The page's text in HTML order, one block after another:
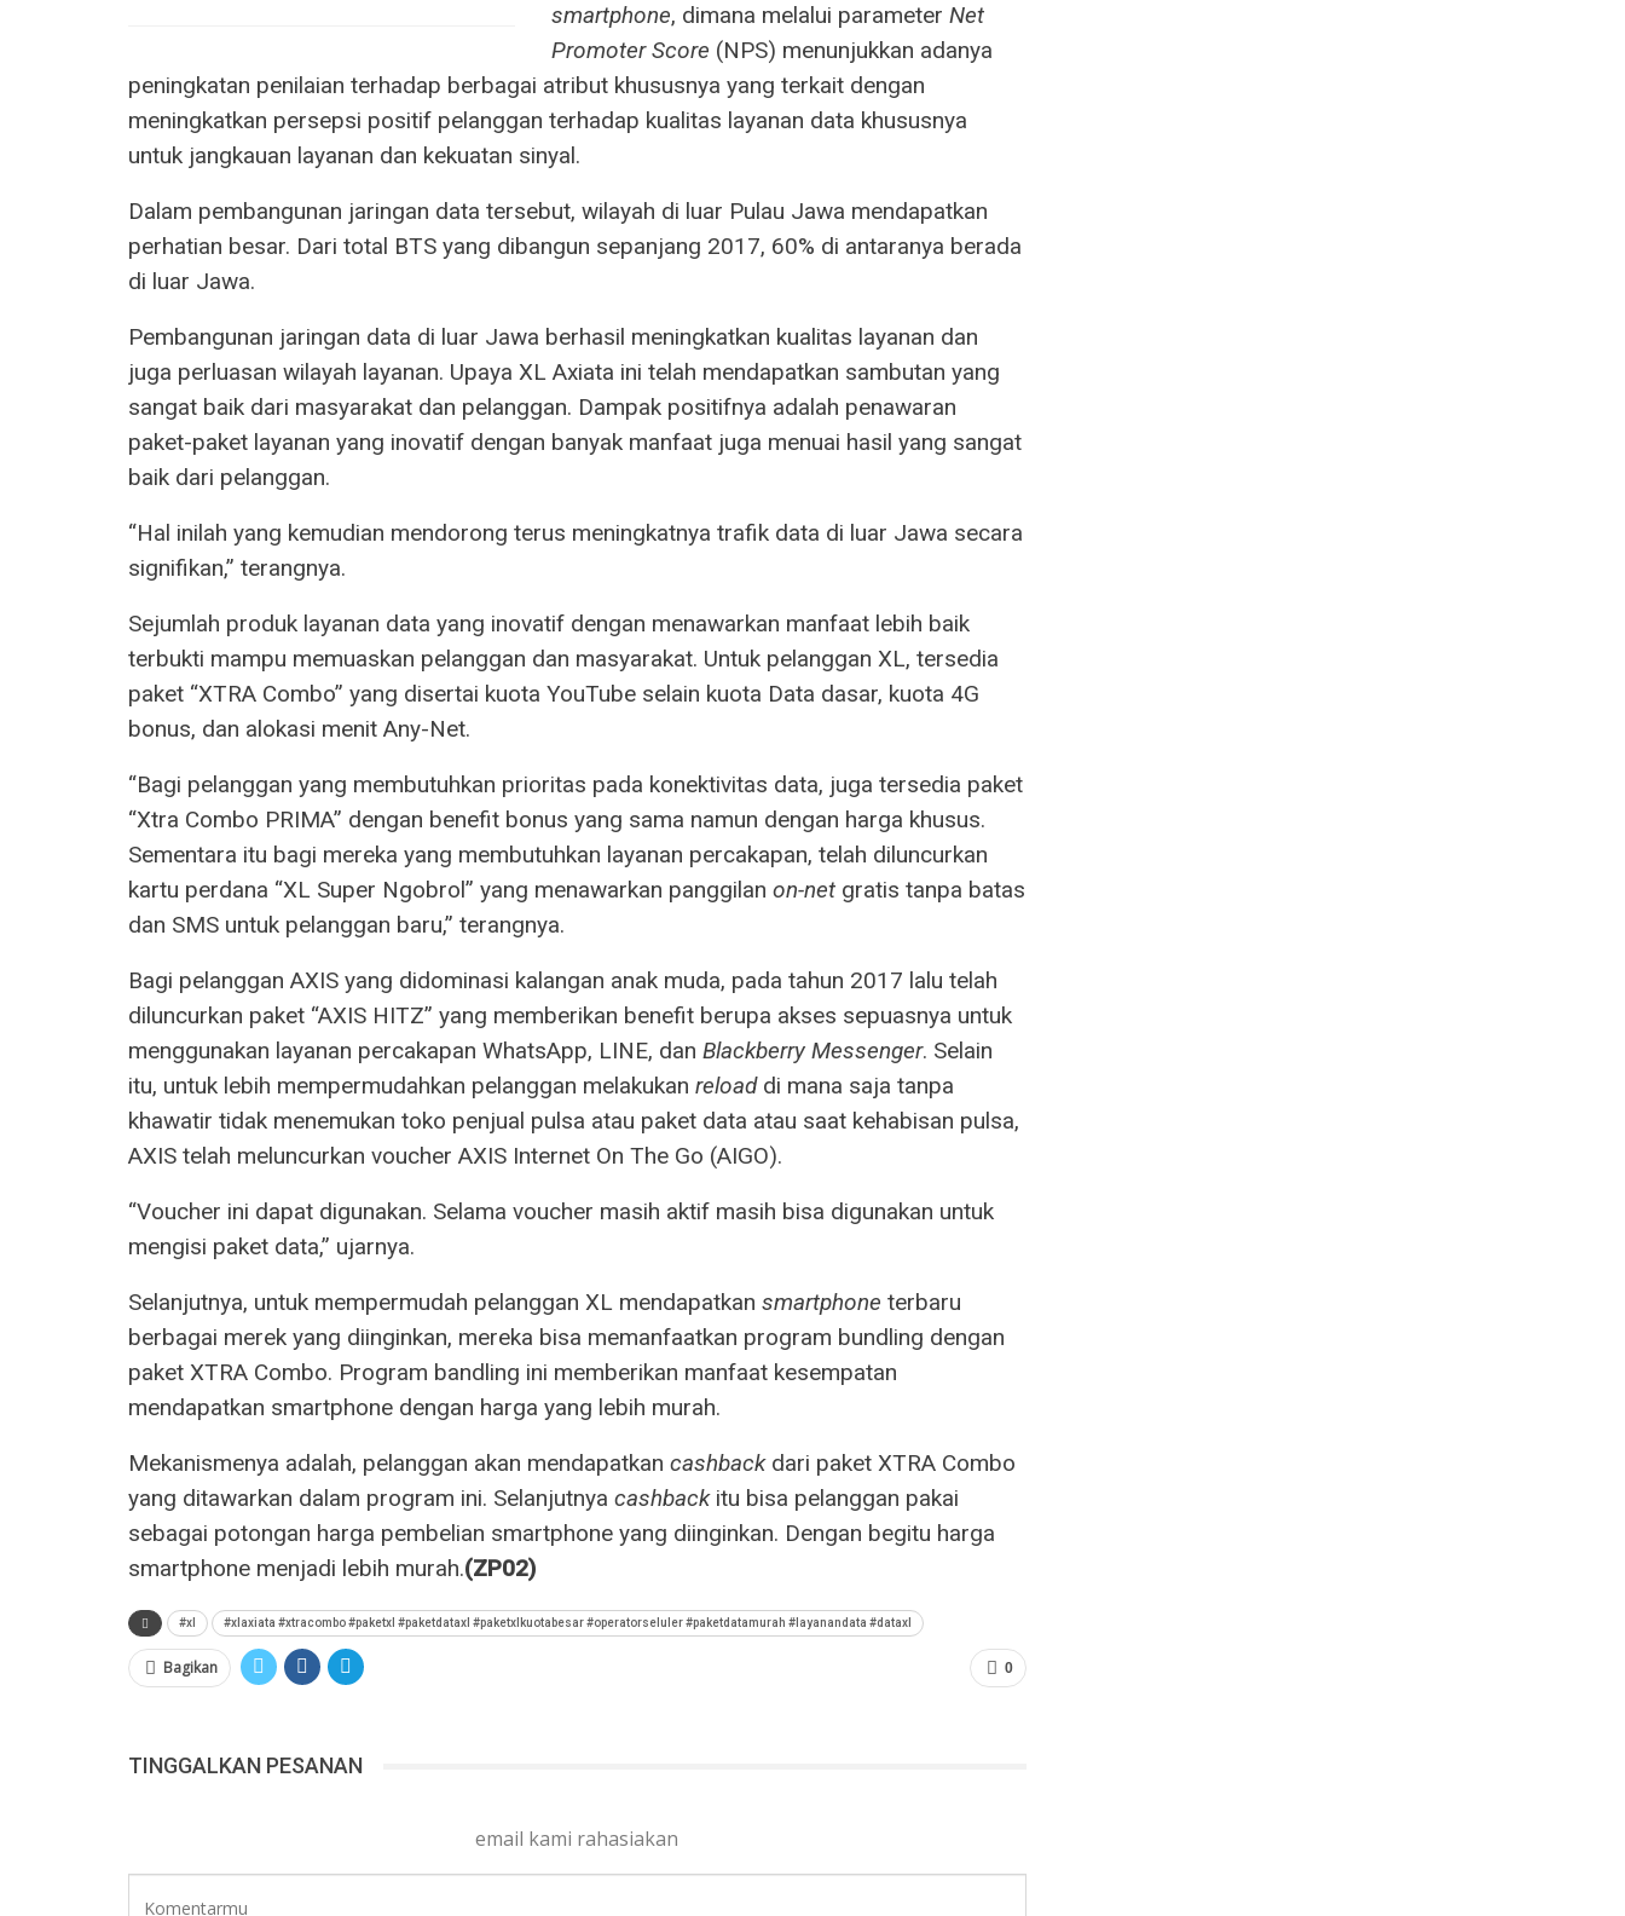
smartphone, dimana melalui parameter Net
Promoter Score (NPS) menunjukkan adanya
peningkatan penilaian terhadap berbagai atribut khususnya yang terkait dengan
meningkatkan persepsi positif pelanggan terhadap kualitas layanan data khususnya
untuk jangkauan layanan dan kekuatan sinyal.
Dalam pembangunan jaringan data tersebut, wilayah di luar Pulau Jawa mendapatkan
perhatian besar. Dari total BTS yang dibangun sepanjang 2017, 60% di antaranya berada
di luar Jawa.
Pembangunan jaringan data di luar Jawa berhasil meningkatkan kualitas layanan dan
juga perluasan wilayah layanan. Upaya XL Axiata ini telah mendapatkan sambutan yang
sangat baik dari masyarakat dan pelanggan. Dampak positifnya adalah penawaran
paket-paket layanan yang inovatif dengan banyak manfaat juga menuai hasil yang sangat
baik dari pelanggan.
“Hal inilah yang kemudian mendorong terus meningkatnya trafik data di luar Jawa secara
signifikan,” terangnya.
Sejumlah produk layanan data yang inovatif dengan menawarkan manfaat lebih baik
terbukti mampu memuaskan pelanggan dan masyarakat. Untuk pelanggan XL, tersedia
paket “XTRA Combo” yang disertai kuota YouTube selain kuota Data dasar, kuota 4G
bonus, dan alokasi menit Any-Net.
“Bagi pelanggan yang membutuhkan prioritas pada konektivitas data, juga tersedia paket
“Xtra Combo PRIMA” dengan benefit bonus yang sama namun dengan harga khusus.
Sementara itu bagi mereka yang membutuhkan layanan percakapan, telah diluncurkan
kartu perdana “XL Super Ngobrol” yang menawarkan panggilan on-net gratis tanpa batas
dan SMS untuk pelanggan baru,” terangnya.
Bagi pelanggan AXIS yang didominasi kalangan anak muda, pada tahun 2017 lalu telah
diluncurkan paket “AXIS HITZ” yang memberikan benefit berupa akses sepuasnya untuk
menggunakan layanan percakapan WhatsApp, LINE, dan Blackberry Messenger. Selain
itu, untuk lebih mempermudahkan pelanggan melakukan reloaddi mana saja tanpa
khawatir tidak menemukan toko penjual pulsa atau paket data atau saat kehabisan pulsa,
AXIS telah meluncurkan voucher AXIS Internet On The Go (AIGO).
“Voucher ini dapat digunakan. Selama voucher masih aktif masih bisa digunakan untuk
mengisi paket data,” ujarnya.
Selanjutnya, untuk mempermudah pelanggan XL mendapatkan smartphone terbaru
berbagai merek yang diinginkan, mereka bisa memanfaatkan program bundling dengan
paket XTRA Combo. Program bandling ini memberikan manfaat kesempatan
mendapatkan smartphone dengan harga yang lebih murah.
Mekanismenya adalah, pelanggan akan mendapatkan cashbackdari paket XTRA Combo
yang ditawarkan dalam program ini. Selanjutnya cashbackitu bisa pelanggan pakai
sebagai potongan harga pembelian smartphone yang diinginkan. Dengan begitu harga
smartphone menjadi lebih murah.(ZP02)
#xl #xlaxiata #xtracombo #paketxl #paketdataxl #paketxlkuotabesar #operatorseluler #paketdatamurah #layanandata #dataxl
0
Bagikan
TINGGALKAN PESANAN
email kami rahasiakan